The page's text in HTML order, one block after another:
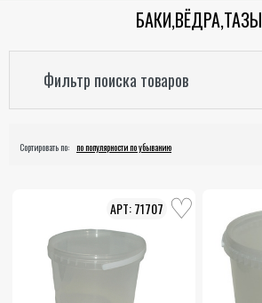
БАКИ,ВЁДРА,ТАЗЫ
Фильтр поиска товаров
Сортировать по: по популярности по убыванию
71707